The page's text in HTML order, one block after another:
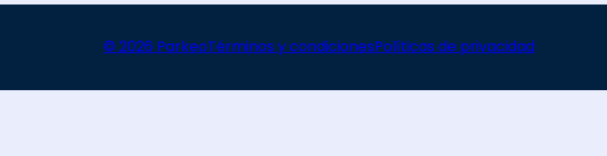
© 2026 ParkeoTérminos y condicionesPolíticas de privacidad